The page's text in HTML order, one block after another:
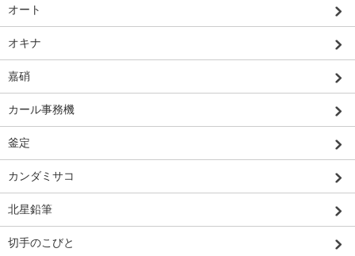
オート
オキナ
嘉硝
カール事務機
釜定
カンダミサコ
北星鉛筆
切手のこびと